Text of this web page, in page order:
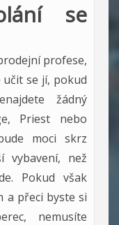
se
profese,
se jí, pokud
žádný
Priest nebo
moci skrz
vybavení, než
Pokud však
a přeci byste si
nemusíte